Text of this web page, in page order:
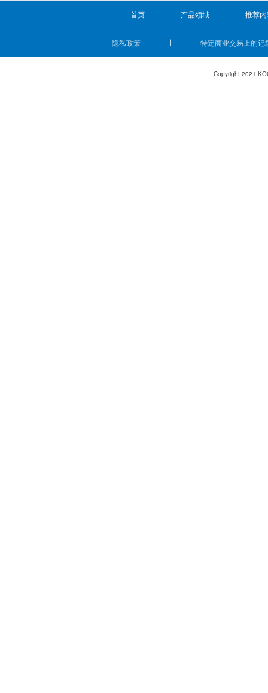
首页 产品领域 推荐
隐私政策 特定商业交易上的记
Copyright 2021